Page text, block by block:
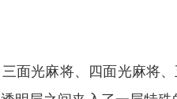
面光麻将、四面光麻将